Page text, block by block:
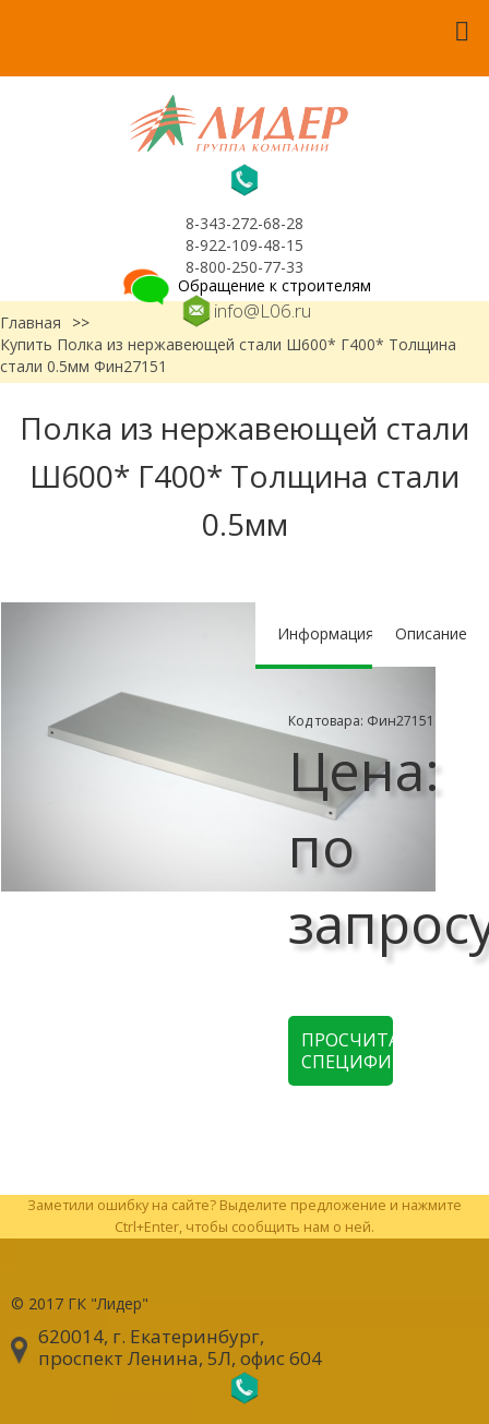
8-343-272-68-28
8-922-109-48-15
8-800-250-77-33
info@L06.ru
Обращение к строителям
Главная
>>
Купить Полка из нержавеющей стали Ш600* Г400* Толщина
стали 0.5мм Фин27151
Полка из нержавеющей стали
Ш600* Г400* Толщина стали
0.5мм
Информация Описание
Код товара: Фин27151
Цена:
по
ПРОСЧИТАТЬ
СПЕЦИФИКАЦИЮ
Заметили ошибку на сайте? Выделите предложение и нажмите
Ctrl+Enter, чтобы сообщить нам о ней.
© 2017 ГК "Лидер"
620014, г. Екатеринбург,
проспект Ленина, 5Л, офис 604